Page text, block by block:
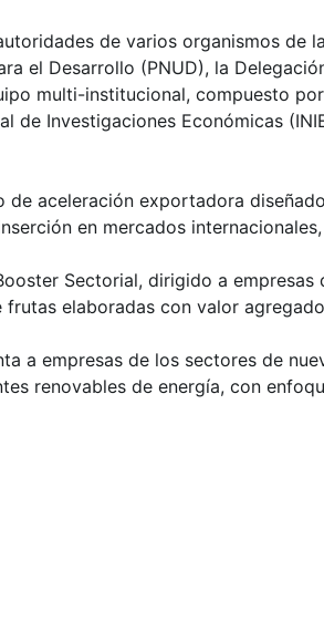
de varios organismos de
el Desarrollo (PNUD), la
multi-institucional, compuesto
de Investigaciones Económicas
de aceleración exportadora
en mercados
Sectorial, dirigido a
elaboradas con valor
a empresas de los sectores de
renovables de energía, con